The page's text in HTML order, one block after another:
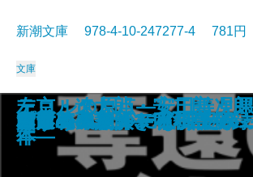
占
名探偵のはらわた
画家とモデル―宿命の出
文豪ナビ 遠藤周作
影に対して―母をめぐる
近鉄特急殺人事件
死神の棋譜
鏡影劇場〔上〕
鏡影劇場〔下〕
奪還のベイルート〔上〕
新潮文庫 978-4-10-247277-4 781
文庫
奪還のベイルート〔下〕
幽世の薬剤師3
人形島の殺人―呪殺島秘
テロルの原点―安田善次
件―
雪月花―謎解き私小説―
プロジェクト・インソム
左京・遼太郎・安二郎 見
本
村田エフェンディ滞土録
コラムニストになりたか
みずうみ